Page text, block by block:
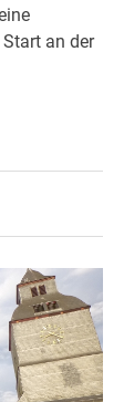
an der